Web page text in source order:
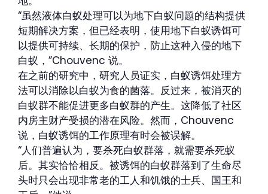
“虽然液体白蚁处理可以为地下白蚁问题的结构提供
短期解决方案，但已经表明，使用地下白蚁诱饵可
以提供可持续、长期的保护，防止这种入侵的地下
白蚁，”Chouvenc 说。
在之前的研究中，研究人员证实，白蚁诱饵处理方
法可以消除以白蚁为食的菌落。反过来，被消灭的
白蚁群不能促进更多白蚁群的产生。这降低了社区
内房主财产受损的潜在风险。然而，Chouvenc
说，白蚁诱饵的工作原理有时会被误解。
“人们普遍认为，要杀死白蚁群落，就需要杀死蚁
后。其实恰恰相反。被诱饵的白蚁群落到了生命尽
头时只会出现非常老的工人和饥饿的士兵、国王和